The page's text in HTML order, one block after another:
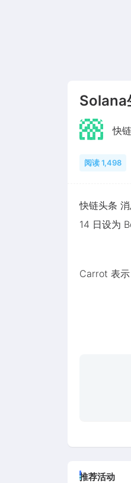
Solana
快
阅读 1,498
快链头条
14 日设为
Carrot 表示
推荐活动